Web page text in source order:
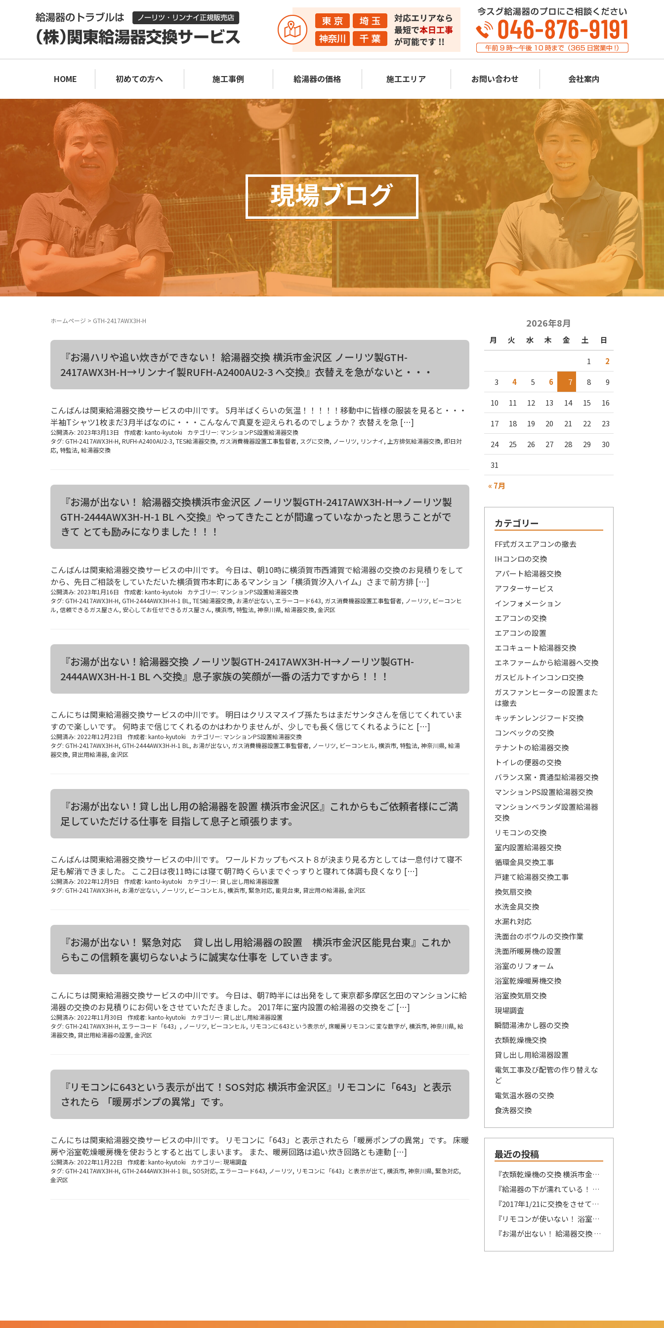
HOME 初めての方へ 施工事例 給湯器の価格 施工エリア お問い合わせ 会社案内
現場ブログ
ホームページ > GTH-2417AWX3H-H
『お湯ハリや追い炊きができない！ 給湯器交換 横浜市金沢区 ノーリツ製GTH-
2417AWX3H-H→リンナイ製RUFH-A2400AU2-3 へ交換』衣替えを急がないと・・・
こんばんは関東給湯器交換サービスの中川です。 5月半ばくらいの気温！！！！！移動中に皆様の服装を見ると・・・
半袖Tシャツ1枚まだ3月半ばなのに・・・こんなんで真夏を迎えられるのでしょうか？ 衣替えを急 […]
公開済み: 2023年3月13日 作成者: kanto-kyutoki カテゴリー: マンションPS設置給湯器交換
タグ: GTH-2417AWX3H-H, RUFH-A2400AU2-3, TES給湯器交換, ガス消費機器設置工事監督者, スグに交換, ノーリツ, リンナイ, 上方排気給湯器交換, 即日対
応, 特監法, 給湯器交換
『お湯が出ない！ 給湯器交換横浜市金沢区 ノーリツ製GTH-2417AWX3H-H→ノーリツ製
GTH-2444AWX3H-H-1 BL へ交換』やってきたことが間違っていなかったと思うことがで
きて とても励みになりました！！！
こんばんは関東給湯器交換サービスの中川です。 今日は、朝10時に横須賀市西浦賀で給湯器の交換のお見積りをして
から、先日ご相談をしていただいた横須賀市本町にあるマンション「横須賀汐入ハイム」さまで前方排 […]
公開済み: 2023年1月16日 作成者: kanto-kyutoki カテゴリー: マンションPS設置給湯器交換
タグ: GTH-2417AWX3H-H, GTH-2444AWX3H-H-1 BL , TES給湯器交換, お湯が出ない, エラーコード643, ガス消費機器設置工事監督者, ノーリツ, ビーコンヒ
ル, 信頼できるガス屋さん, 安心してお任せできるガス屋さん, 横浜市, 特監法, 神奈川県, 給湯器交換, 金沢区
『お湯が出ない！給湯器交換 ノーリツ製GTH-2417AWX3H-H→ノーリツ製GTH-
2444AWX3H-H-1 BL へ交換』息子家族の笑顔が一番の活力ですから！！！
こんにちは関東給湯器交換サービスの中川です。 明日はクリスマスイブ孫たちはまだサンタさんを信じてくれていま
すので楽しいです。 何時まで信じてくれるのかはわかりませんが、少しでも長く信じてくれるようにと […]
公開済み: 2022年12月23日 作成者: kanto-kyutoki カテゴリー: マンションPS設置給湯器交換
タグ: GTH-2417AWX3H-H, GTH-2444AWX3H-H-1 BL , お湯が出ない, ガス消費機器設置工事監督者, ノーリツ, ビーコンヒル, 横浜市, 特監法, 神奈川県, 給湯
器交換, 貸出用給湯器, 金沢区
『お湯が出ない！貸し出し用の給湯器を設置 横浜市金沢区』これからもご依頼者様にご満
足していただける仕事を 目指して息子と頑張ります。
こんばんは関東給湯器交換サービスの中川です。 ワールドカップもベスト８が決まり見る方としては一息付けて寝不
足も解消できました。 ここ2日は夜11時には寝て朝7時くらいまでぐっすりと寝れて体調も良くなり […]
公開済み: 2022年12月9日 作成者: kanto-kyutoki カテゴリー: 貸し出し用給湯器設置
タグ: GTH-2417AWX3H-H, お湯が出ない, ノーリツ, ビーコンヒル, 横浜市, 緊急対応, 能見台東, 貸出用の給湯器, 金沢区
『お湯が出ない！ 緊急対応 貸し出し用給湯器の設置 横浜市金沢区能見台東』これか
らもこの信頼を裏切らないように誠実な仕事を していきます。
こんにちは関東給湯器交換サービスの中川です。 今日は、朝7時半には出発をして東京都多摩区乞田のマンションに給
湯器の交換のお見積りにお伺いをさせていただきました。 2017年に室内設置の給湯器の交換をご […]
公開済み: 2022年11月30日 作成者: kanto-kyutoki カテゴリー: 貸し出し用給湯器設置
タグ: GTH-2417AWX3H-H, エラーコード「643」 , ノーリツ, ビーコンヒル, リモコンに643という表示が, 床暖房リモコンに変な数字が, 横浜市, 神奈川県, 給
湯器交換, 貸出用給湯器の設置, 金沢区
『リモコンに643という表示が出て！SOS対応 横浜市金沢区』リモコンに「643」と表示
されたら 「暖房ポンプの異常」です。
こんにちは関東給湯器交換サービスの中川です。 リモコンに「643」と表示されたら「暖房ポンプの異常」です。 床暖
房や浴室乾燥暖房機を使おうとすると出てしまいます。 また、暖房回路は追い炊き回路とも連動 […]
公開済み: 2022年11月22日 作成者: kanto-kyutoki カテゴリー: 現場調査
タグ: GTH-2417AWX3H-H, GTH-2444AWX3H-H-1 BL , SOS対応, エラーコード643, ノーリツ, リモコンに「643」と表示が出て, 横浜市, 神奈川県, 緊急対応,
金沢区
2026年8月
月 火 水 木 金 土 日
« 7月
1
2
3
4 5 6 7 8
9
10
11 12 13 14 15
16
17
18 19 20 21 22
23
24
25 26 27 28 29
30
31
カテゴリー
FF式ガスエアコンの撤去
IHコンロの交換
アパート給湯器交換
アフターサービス
インフォメーション
エアコンの交換
エアコンの設置
エコキュート給湯器交換
エネファームから給湯器へ交換
ガスビルトインコンロ交換
ガスファンヒーターの設置また
は撤去
キッチンレンジフード交換
コンベックの交換
テナントの給湯器交換
トイレの便器の交換
バランス窯・貫通型給湯器交換
マンションPS設置給湯器交換
マンションベランダ設置給湯器
交換
リモコンの交換
室内設置給湯器交換
循環金具交換工事
戸建て給湯器交換工事
換気扇交換
水洗金具交換
水漏れ対応
洗面台のボウルの交換作業
洗面所暖房機の設置
浴室のリフォーム
浴室乾燥暖房機交換
浴室換気扇交換
現場調査
瞬間湯沸かし器の交換
衣類乾燥機交換
貸し出し用給湯器設置
電気工事及び配管の作り替えな
ど
電気温水器の交換
食洗器交換
最近の投稿
『衣類乾燥機の交換 横浜市金沢区 東京ガス/ナショナル製MA₋050₋ST→リンナイ製RDT-54S-SV へ交換』想像が出来ないですね・・・
『給湯器の下が濡れている！ 緊急対応 藤沢市』限界突破？？？
『2017年1/21に交換をさせていただいた大先輩からのSOS 鎌倉市』この週末は、少しゆっくり出来そうです！！！
『リモコンが使いない！ 浴室リモコンの交換 江東区 ノーリツ製リモコン RC-8201Sの交換』自然の驚異を感じますね。
『お湯が出ない！ 給湯器交換 松戸市 パロマ製PH-16CWQ4→リンナイ製RUX-A1616B(A)-E へ交換』ここの所、リモコンの不具合のご連絡を多くて驚きます。